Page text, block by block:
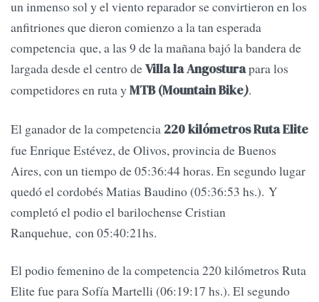
un inmenso sol y el viento reparador se convirtieron en los
anfitriones que dieron comienzo a la tan esperada
competencia que, a las 9 de la mañana bajó la bandera de
largada desde el centro deVilla la Angosturapara los
competidores en ruta y MTB (Mountain Bike).
El ganador de la competencia 220 kilómetros Ruta Elite
fue Enrique Estévez, de Olivos, provincia de Buenos
Aires, con un tiempo de 05:36:44 horas. En segundo lugar
quedó el cordobés Matias Baudino (05:36:53 hs.). Y
completó el podio el barilochense Cristian
Ranquehue, con 05:40:21hs.
El podio femenino de la competencia 220 kilómetros Ruta
Elite fue para Sofía Martelli (06:19:17 hs.). El segundo